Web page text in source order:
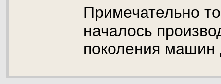
Примечательно
началось
поколения машин